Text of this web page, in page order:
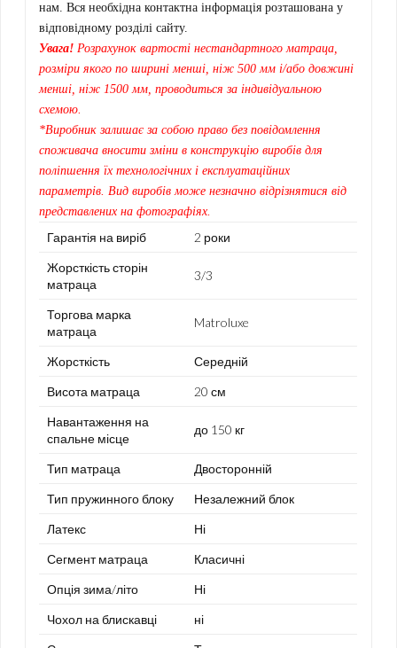
нам. Вся необхідна контактна інформація розташована у
відповідному розділі сайту.
Увага! Розрахунок вартості нестандартного матраца,
розміри якого по ширині менші, ніж 500 мм і/або довжині
менші, ніж 1500 мм, проводиться за індивідуальною
схемою.
*Виробник залишає за собою право без повідомлення
споживача вносити зміни в конструкцію виробів для
поліпшення їх технологічних і експлуатаційних
параметрів. Вид виробів може незначно відрізнятися від
представлених на фотографіях.
Гарантія на виріб
2 роки
Жорсткість сторін
матраца
3/3
Торгова марка
матраца
Matroluxe
Жорсткість
Середній
Висота матраца
20 см
Навантаження на
спальне місце
до 150 кг
Тип матраца
Двосторонній
Тип пружинного блоку
Незалежний блок
Латекс
Ні
Сегмент матраца
Класичні
Опція зима/літо
Ні
Чохол на блискавці
ні